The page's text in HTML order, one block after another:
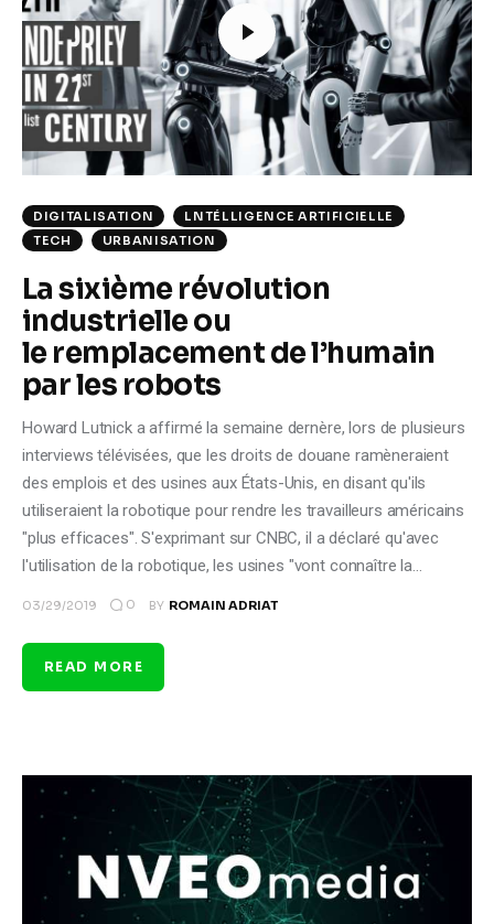
DIGITALISATION
LNTÉLLIGENCE ARTIFICIELLE
TECH
URBANISATION
La sixième révolution
industrielle ou
le remplacement de l’humain
par les robots
Howard Lutnick a affirmé la semaine dernère, lors de plusieurs
interviews télévisées, que les droits de douane ramèneraient
des emplois et des usines aux États-Unis, en disant qu'ils
utiliseraient la robotique pour rendre les travailleurs américains
"plus efficaces". S'exprimant sur CNBC, il a déclaré qu'avec
l'utilisation de la robotique, les usines "vont connaître la…
03/29/2019 0 BY ROMAIN ADRIAT
READ MORE